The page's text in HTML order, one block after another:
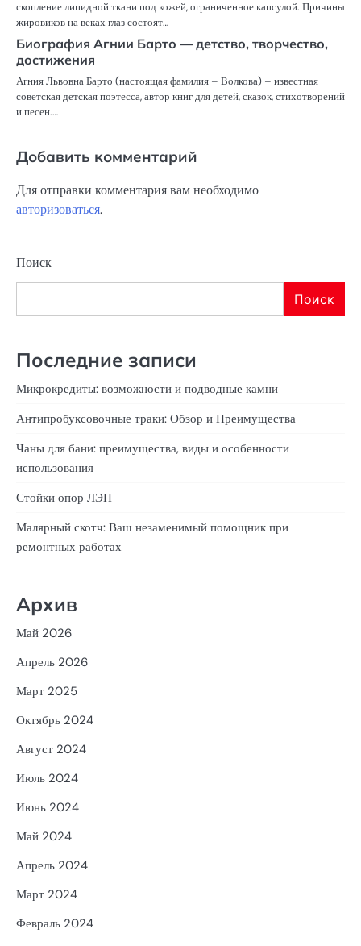
скопление липидной ткани под кожей, ограниченное капсулой. Причины
жировиков на веках глаз состоят…
Биография Агнии Барто — детство, творчество,
достижения
Агния Львовна Барто (настоящая фамилия – Волкова) – известная
советская детская поэтесса, автор книг для детей, сказок, стихотворений
и песен.…
Добавить комментарий
Для отправки комментария вам необходимо
авторизоваться.
Поиск
Поиск
Последние записи
Микрокредиты: возможности и подводные камни
Антипробуксовочные траки: Обзор и Преимущества
Чаны для бани: преимущества, виды и особенности
использования
Стойки опор ЛЭП
Малярный скотч: Ваш незаменимый помощник при
ремонтных работах
Архив
Май 2026
Апрель 2026
Март 2025
Октябрь 2024
Август 2024
Июль 2024
Июнь 2024
Май 2024
Апрель 2024
Март 2024
Февраль 2024